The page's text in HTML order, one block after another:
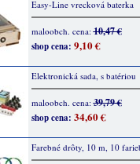
Easy-Line vrecková baterka
maloobch. cena:10,47 €
shop cena: 9,10 €
Elektronická sada, s batériou
maloobch. cena:39,79 €
shop cena: 34,60 €
Farebné drôty, 10 m, 10